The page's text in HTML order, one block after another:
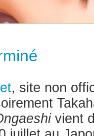
, site non
vient